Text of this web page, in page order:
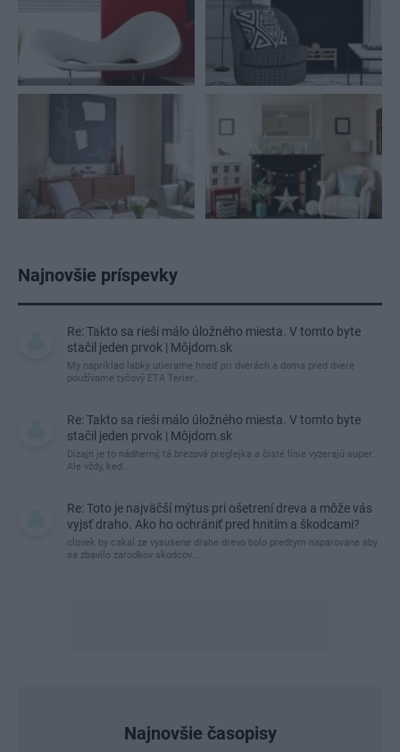
Najnovšie príspevky
Re: Takto sa rieši málo úložného miesta. V tomto byte
stačil jeden prvok | Môjdom.sk
My napríklad labky utierame hneď pri dverách a doma pred dvere
používame tyčový ETA Terier…
Re: Takto sa rieši málo úložného miesta. V tomto byte
stačil jeden prvok | Môjdom.sk
Dizajn je to nádherný, tá brezová preglejka a čisté línie vyzerajú super.
Ale vždy, keď…
Re: Toto je najväčší mýtus pri ošetrení dreva a môže vás
vyjsť draho. Ako ho ochrániť pred hnitím a škodcami?
clovek by cakal ze vysusene drahe drevo bolo predtym naparovane aby
sa zbavilo zarodkov skodcov...
Najnovšie časopisy